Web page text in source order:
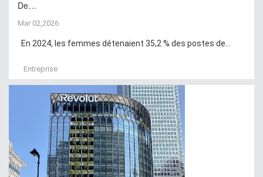
De…
Mar 02,2026
En 2024, les femmes détenaient 35,2 % des postes de...
Entreprise